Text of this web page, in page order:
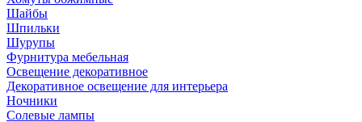
Шайбы
Шпильки
Шурупы
Фурнитура мебельная
Освещение декоративное
Декоративное освещение для интерьера
Ночники
Солевые лампы